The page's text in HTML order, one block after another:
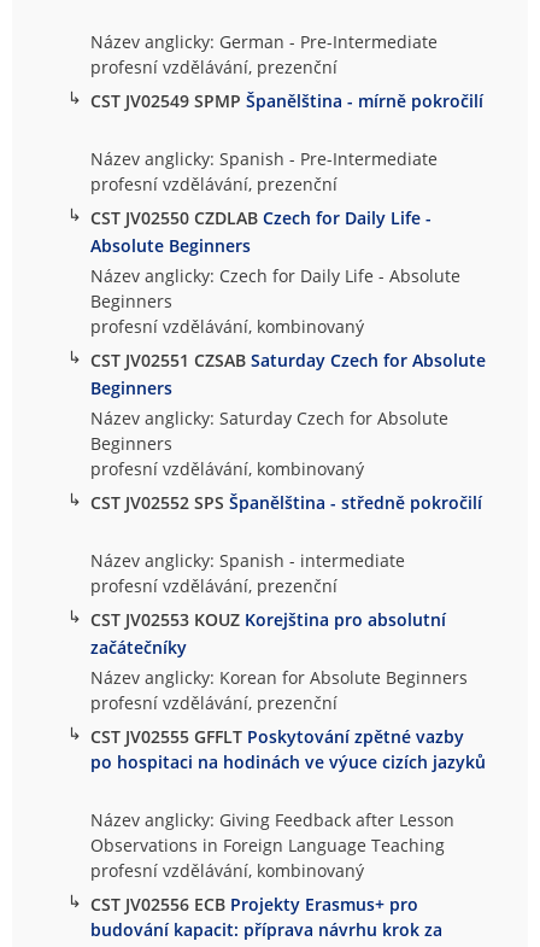
Název anglicky: German - Pre-Intermediate
profesní vzdělávání, prezenční
↳ CST JV02549 SPMPŠpanělština - mírně pokročilí
Název anglicky: Spanish - Pre-Intermediate
profesní vzdělávání, prezenční
↳ CST JV02550 CZDLABCzech for Daily Life -
Absolute Beginners
Název anglicky: Czech for Daily Life - Absolute
Beginners
profesní vzdělávání, kombinovaný
↳ CST JV02551 CZSABSaturday Czech for Absolute
Beginners
Název anglicky: Saturday Czech for Absolute
Beginners
profesní vzdělávání, kombinovaný
↳ CST JV02552 SPSŠpanělština - středně pokročilí
Název anglicky: Spanish - intermediate
profesní vzdělávání, prezenční
↳ CST JV02553 KOUZ Korejština pro absolutní
začátečníky
Název anglicky: Korean for Absolute Beginners
profesní vzdělávání, prezenční
↳ CST JV02555 GFFLT Poskytování zpětné vazby
po hospitaci na hodinách ve výuce cizích jazyků
Název anglicky: Giving Feedback after Lesson
Observations in Foreign Language Teaching
profesní vzdělávání, kombinovaný
↳ CST JV02556 ECB Projekty Erasmus+ pro
budování kapacit: příprava návrhu krok za